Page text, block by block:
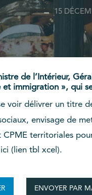
15
de l’Intérieur,
immigration », qui
voir délivrer un titre
envisage de
territoriales
(lien tbl xcel).
ENVOYER PAR